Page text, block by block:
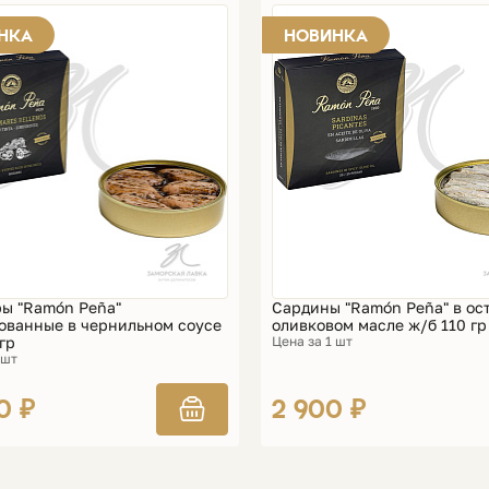
"Ramón Peña"
в чернильном соусе
₽
НОВИНКА
Сардины "Ramón Peña" в
оливковом масле ж/б 110 гр
Цена за 1 шт
2 900 ₽